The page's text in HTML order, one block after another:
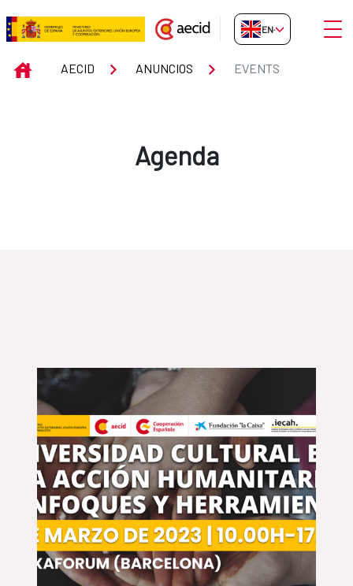
Skip to Main Content
Events
EN-GB
INICIOAECID ANUNCIOS EVENTS
Agenda